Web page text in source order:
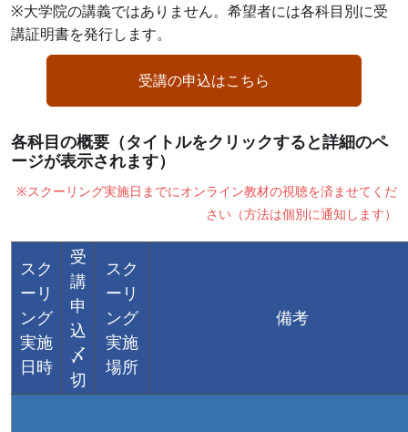
※大学院の講義ではありません。希望者には各科目別に受
講証明書を発行します。
受講の申込はこちら
各科目の概要（タイトルをクリックすると詳細のペ
ージが表示されます）
※スクーリング実施日までにオンライン教材の視聴を済ませてくだ
さい（方法は個別に通知します）
スク
ーリ
ング
実施
日時
受
講
申
込
〆
切
スク
ーリ
ング
実施
場所
備考